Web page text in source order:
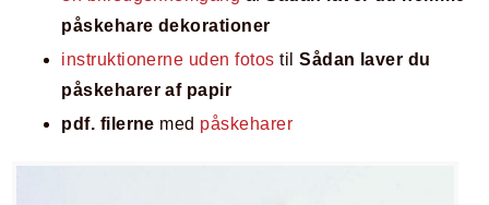
påskehare dekorationer
instruktionerne uden fotos tilSådan laver du
påskeharer af papir
pdf. filerne med påskeharer